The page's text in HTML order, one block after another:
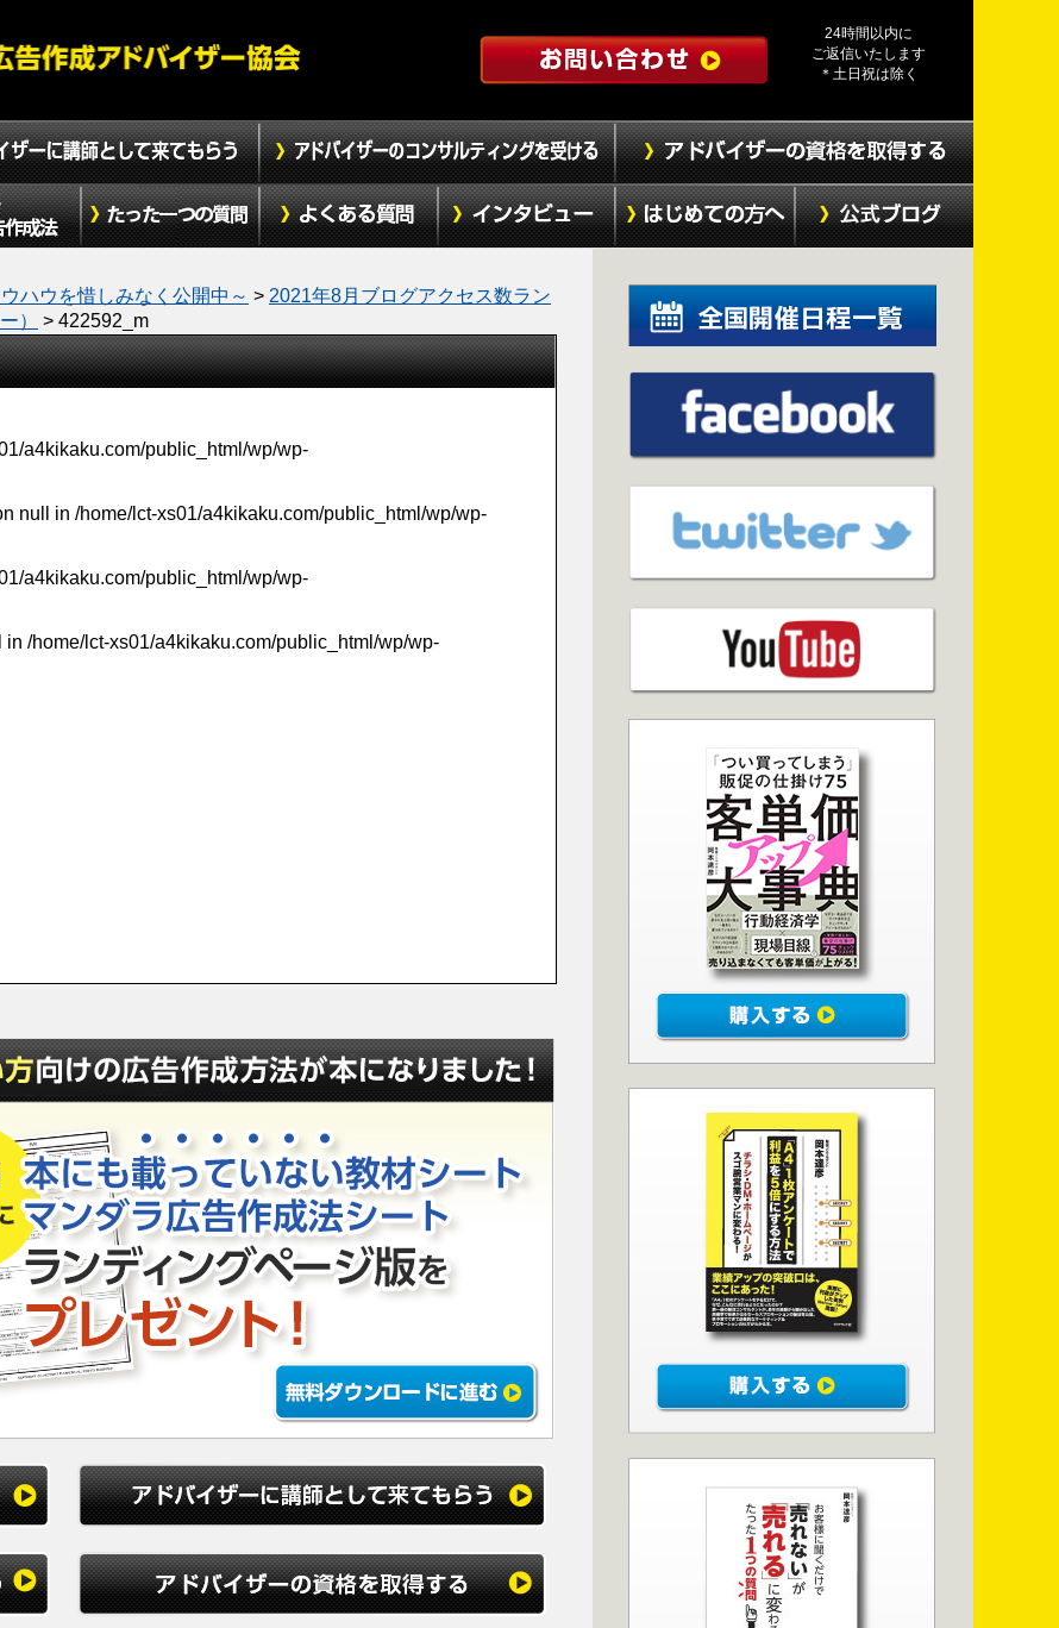
24時間以内に
ご返信いたします
＊土日祝は除く
ハウを惜しみなく公開中～ > 2021年8月ブログアクセス数ラン
）
> 422592_m
a4kikaku.com/public_html/wp/wp-
null in /home/lct-xs01/a4kikaku.com/public_html/wp/wp-
a4kikaku.com/public_html/wp/wp-
in /home/lct-xs01/a4kikaku.com/public_html/wp/wp-